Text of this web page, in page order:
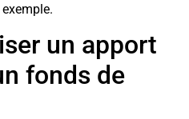
un apport
fonds de